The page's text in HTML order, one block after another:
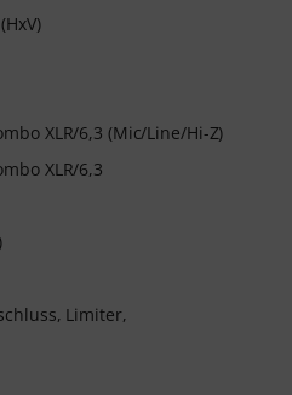
XLR/6,3 (Mic/Line/Hi-Z)
XLR/6,3
Limiter,